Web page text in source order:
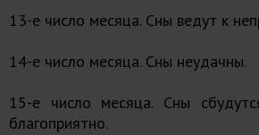
13-е число месяца. Сны ведут к
14-е число месяца. Сны неудачны.
15-е число месяца. Сны
благоприятно.